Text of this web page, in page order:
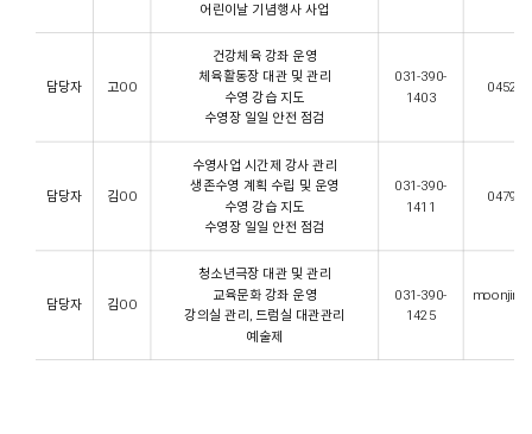
어린이날 기념행사 사업
담당자 고OO
건강체육 강좌 운영
체육활동장 대관 및 관리
수영 강습 지도
수영장 일일 안전 점검
031-390-
1403
담당자 김OO
수영사업 시간제 강사 관리
생존수영 계획 수립 및 운영
수영 강습 지도
수영장 일일 안전 점검
031-390-
1411
담당자 김OO
청소년극장 대관 및 관리
교육문화 강좌 운영
강의실 관리, 드럼실 대관관리
예술제
031-390-
1425